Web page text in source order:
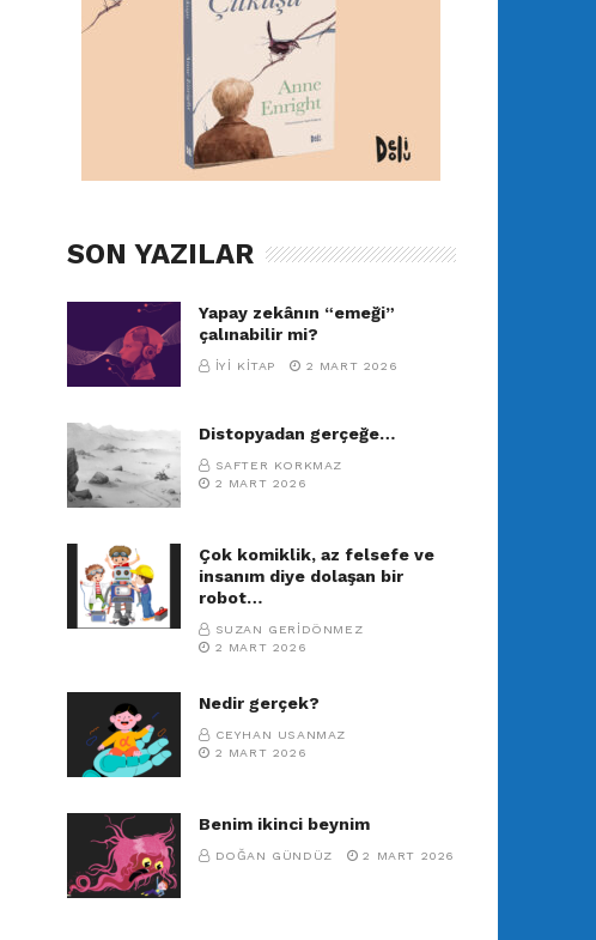
SON YAZILAR
Yapay zekânın “emeği”
çalınabilir mi?
İYI KITAP 2 MART 2026
Distopyadan gerçeğe…
SAFTER KORKMAZ
2 MART 2026
Çok komiklik, az felsefe ve
insanım diye dolaşan bir
robot…
SUZAN GERIDÖNMEZ
2 MART 2026
Nedir gerçek?
CEYHAN USANMAZ
2 MART 2026
Benim ikinci beynim
DOĞAN GÜNDÜZ 2 MART 2026